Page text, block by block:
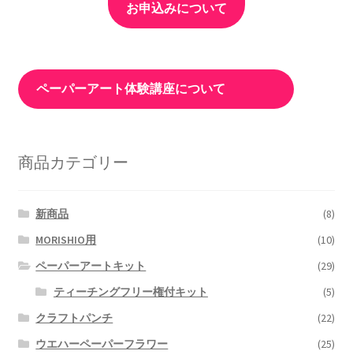
お申込みについて
ペーパーアート体験講座について
商品カテゴリー
新商品
(8)
MORISHIO用
(10)
ペーパーアートキット
(29)
ティーチングフリー権付キット
(5)
クラフトパンチ
(22)
ウエハーペーパーフラワー
(25)